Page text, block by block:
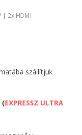
| 2x HDMI
szállítjuk
(EXPRESSZ ULTRA